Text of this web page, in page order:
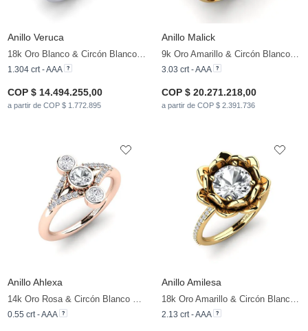
Anillo Veruca
18k Oro Blanco & Circón Blanco & Diamante
1.304 crt - AAA
COP $ 14.494.255,00
a partir de COP $ 1.772.895
Anillo Malick
9k Oro Amarillo & Circón Blanco & Diamante
3.03 crt - AAA
COP $ 20.271.218,00
a partir de COP $ 2.391.736
Anillo Ahlexa
14k Oro Rosa & Circón Blanco & Diamante
0.55 crt - AAA
Anillo Amilesa
18k Oro Amarillo & Circón Blanco & Diamante
2.13 crt - AAA